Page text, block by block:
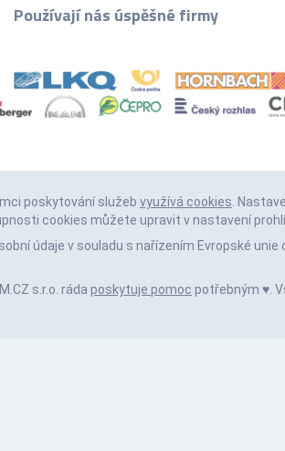
Používají nás úspěšné firmy
poskytování služeb využívá cookies.
cookies můžete upravit v nastavení
údaje v souladu s nařízením Evropské unie
s.r.o. ráda poskytuje pomoc potřebným ♥️.